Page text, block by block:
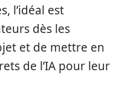
l’idéal est
dès les
et de mettre en
de l’IA pour leur